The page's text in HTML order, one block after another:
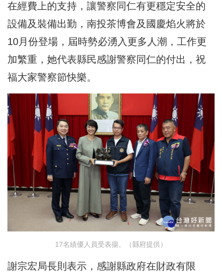
在經費上的支持，讓警察同仁有更穩定安全的
設備及裝備出勤，南投茶博會及國慶焰火將於
10月份登場，屆時勢必湧入更多人潮，工作更
加繁重，她代表縣民感謝警察同仁的付出，祝
福大家警察節快樂。
17名績優人員受表揚。（縣府提供）
謝宗宏局長則表示，感謝縣政府在財政有限